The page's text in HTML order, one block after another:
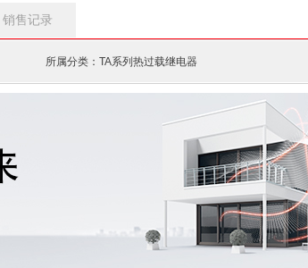
销售记录
所属分类：TA系列热过载继电器